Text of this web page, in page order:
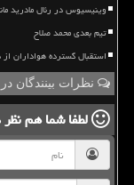
وینیسیوس در رئال مادرید
تیم بعدی محمد صلاح
استقبال گسترده هواداران
نظرات بینندگان
لطفا شما هم